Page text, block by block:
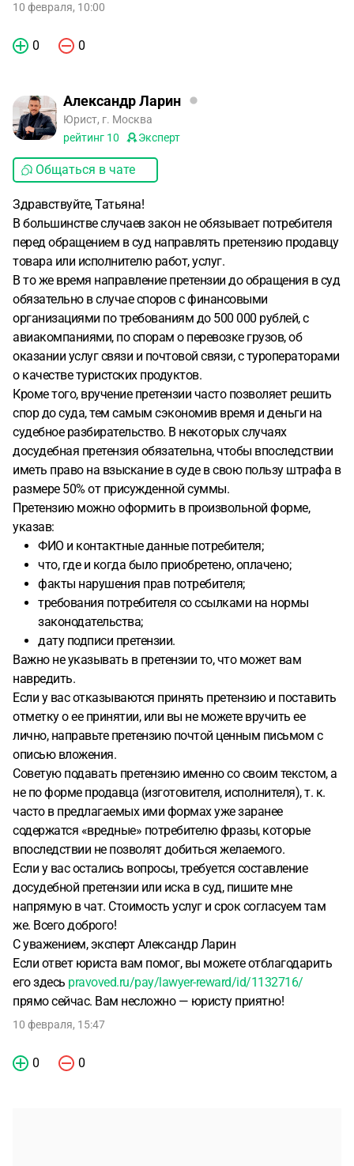
10 февраля, 10:00
0 0
Александр Ларин
Юрист, г. Москва
рейтинг 10 Эксперт
Общаться в чате
Здравствуйте, Татьяна!
В большинстве случаев закон не обязывает потребителя
перед обращением в суд направлять претензию продавцу
товара или исполнителю работ, услуг.
В то же время направление претензии до обращения в суд
обязательно в случае споров с финансовыми
организациями по требованиям до 500 000 рублей, с
авиакомпаниями, по спорам о перевозке грузов, об
оказании услуг связи и почтовой связи, с туроператорами
о качестве туристских продуктов.
Кроме того, вручение претензии часто позволяет решить
спор до суда, тем самым сэкономив время и деньги на
судебное разбирательство. В некоторых случаях
досудебная претензия обязательна, чтобы впоследствии
иметь право на взыскание в суде в свою пользу штрафа в
размере 50% от присужденной суммы.
Претензию можно оформить в произвольной форме,
указав:
ФИО и контактные данные потребителя;
что, где и когда было приобретено, оплачено;
факты нарушения прав потребителя;
требования потребителя со ссылками на нормы
законодательства;
дату подписи претензии.
Важно не указывать в претензии то, что может вам
навредить.
Если у вас отказываются принять претензию и поставить
отметку о ее принятии, или вы не можете вручить ее
лично, направьте претензию почтой ценным письмом с
описью вложения.
Советую подавать претензию именно со своим текстом, а
не по форме продавца (изготовителя, исполнителя), т. к.
часто в предлагаемых ими формах уже заранее
содержатся «вредные» потребителю фразы, которые
впоследствии не позволят добиться желаемого.
Если у вас остались вопросы, требуется составление
досудебной претензии или иска в суд, пишите мне
напрямую в чат. Стоимость услуг и срок согласуем там
же. Всего доброго!
С уважением, эксперт Александр Ларин
Если ответ юриста вам помог, вы можете отблагодарить
его здесь pravoved.ru/pay/lawyer-reward/id/1132716/
прямо сейчас. Вам несложно — юристу приятно!
10 февраля, 15:47
0 0